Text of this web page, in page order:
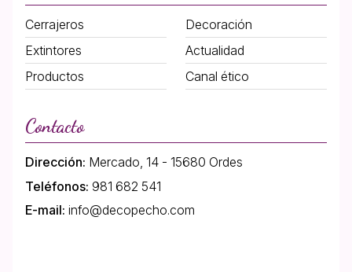
Cerrajeros
Decoración
Extintores
Actualidad
Productos
Canal ético
Contacto
Dirección: Mercado, 14 - 15680 Ordes
Teléfonos: 981 682 541
E-mail: info@decopecho.com